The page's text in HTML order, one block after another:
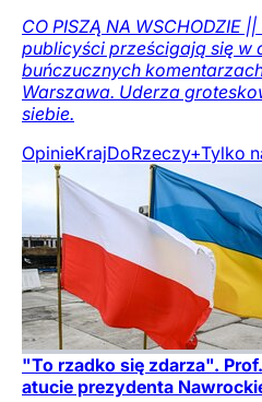
CO PISZĄ NA WSCHODZIE
publicyści prześcigają się w
buńczucznych
Warszawa. Uderza
siebie.
OpinieKrajDoRzeczy+Tylko
"To rzadko się zdarza".
atucie prezydenta